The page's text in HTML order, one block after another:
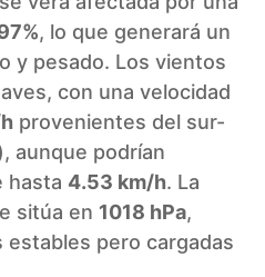
, lo que generará un
y pesado. Los vientos
con una velocidad
provenientes del sur-
aunque podrían
hasta 4.53 km/h. La
sitúa en 1018 hPa,
estables pero cargadas